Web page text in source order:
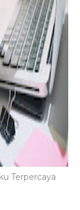
Terpercaya